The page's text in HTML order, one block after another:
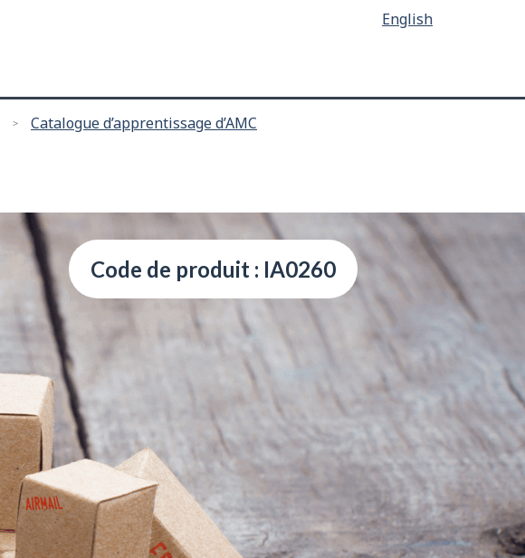
English
Catalogue d’apprentissage d’AMC
Code de produit : IA0260